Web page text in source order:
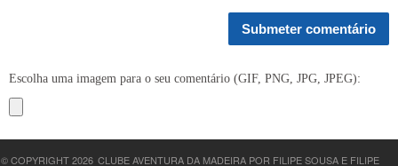
Escolha uma imagem para o seu comentário (GIF, PNG, JPG, JPEG):
© COPYRIGHT 2026 CLUBE AVENTURA DA MADEIRA POR FILIPE SOUSA E FILIPE